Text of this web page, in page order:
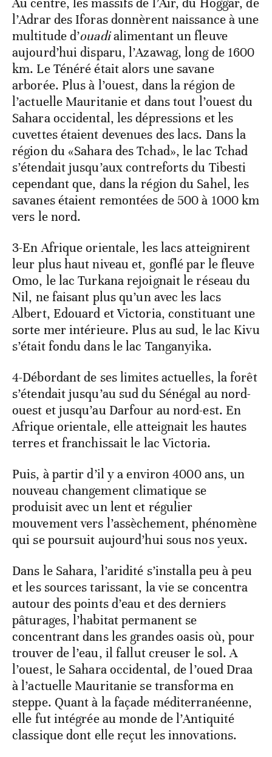
l’Adrar des Iforas donnèrent naissance à une
multitude d’ouadialimentant un fleuve
aujourd’hui disparu, l’Azawag, long de 1600
km. Le Ténéré était alors une savane
arborée. Plus à l’ouest, dans la région de
l’actuelle Mauritanie et dans tout l’ouest du
Sahara occidental, les dépressions et les
cuvettes étaient devenues des lacs. Dans la
région du «Sahara des Tchad», le lac Tchad
s’étendait jusqu’aux contreforts du Tibesti
cependant que, dans la région du Sahel, les
savanes étaient remontées de 500 à 1000 km
vers le nord.
3-En Afrique orientale, les lacs atteignirent
leur plus haut niveau et, gonflé par le fleuve
Omo, le lac Turkana rejoignait le réseau du
Nil, ne faisant plus qu’un avec les lacs
Albert, Edouard et Victoria, constituant une
sorte mer intérieure. Plus au sud, le lac Kivu
s’était fondu dans le lac Tanganyika.
4-Débordant de ses limites actuelles, la forêt
s’étendait jusqu’au sud du Sénégal au nord-
ouest et jusqu’au Darfour au nord-est. En
Afrique orientale, elle atteignait les hautes
terres et franchissait le lac Victoria.
Puis, à partir d’il y a environ 4000 ans, un
nouveau changement climatique se
produisit avec un lent et régulier
mouvement vers l’assèchement, phénomène
qui se poursuit aujourd’hui sous nos yeux.
Dans le Sahara, l’aridité s’installa peu à peu
et les sources tarissant, la vie se concentra
autour des points d’eau et des derniers
pâturages, l’habitat permanent se
concentrant dans les grandes oasis où, pour
trouver de l’eau, il fallut creuser le sol. A
l’ouest, le Sahara occidental, de l’oued Draa
à l’actuelle Mauritanie se transforma en
steppe. Quant à la façade méditerranéenne,
elle fut intégrée au monde de l’Antiquité
classique dont elle reçut les innovations.